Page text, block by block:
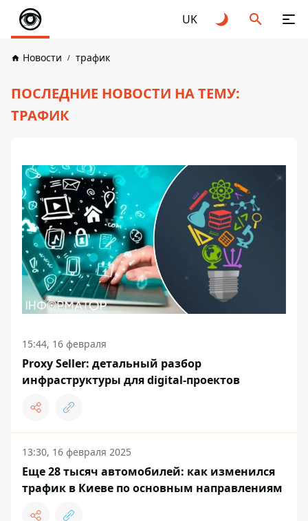
UK
Новости трафик
ПОСЛЕДНИЕ НОВОСТИ НА ТЕМУ:
ТРАФИК
15:44, 16 февраля
Proxy Seller: детальный разбор
инфраструктуры для digital-проектов
13:30, 16 февраля 2025
Еще 28 тысяч автомобилей: как изменился
трафик в Киеве по основным направлениям